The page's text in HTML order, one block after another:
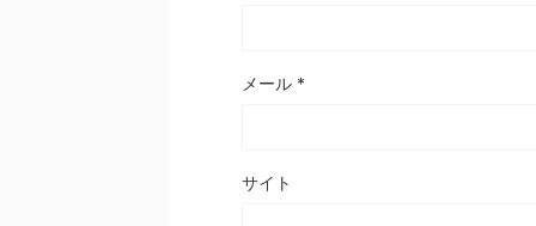
メール *
サイト